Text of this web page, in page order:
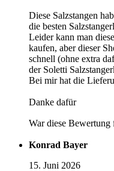
Diese Salzstangen
die besten
Leider kann man
kaufen, aber dieser
schnell (ohne extra
der Soletti
Bei mir hat die
Danke dafür
War diese
Konrad Bayer
15. Juni 2026